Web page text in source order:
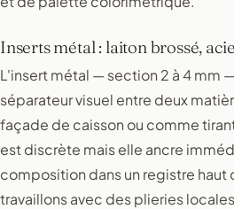
Inserts métal : laiton brossé,
L'insert métal — section 2 à 4 mm
séparateur visuel entre deux
façade de caisson ou comme
est discrète mais elle ancre
composition dans un registre haut
travaillons avec des plieries